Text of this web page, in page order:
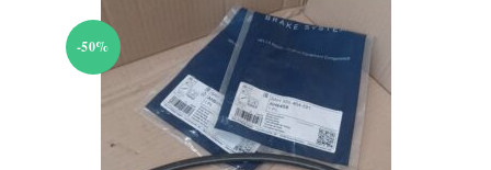
-50%